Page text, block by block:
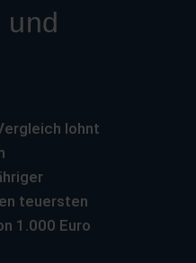
und
lohnt
teuersten
1.000 Euro